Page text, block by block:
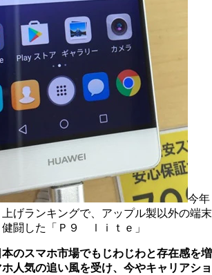
今年
げランキングで、アップル製以外の端末
闘した「Ｐ９ ｌｉｔｅ」
のスマホ市場でもじわじわと存在感を増
人気の追い風を受け、今やキャリアショ